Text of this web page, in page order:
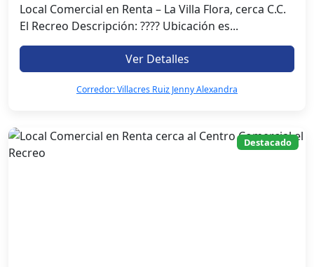
Local Comercial en Renta – La Villa Flora, cerca C.C.
El Recreo Descripción: ???? Ubicación es...
Ver Detalles
Corredor: Villacres Ruiz Jenny Alexandra
Destacado